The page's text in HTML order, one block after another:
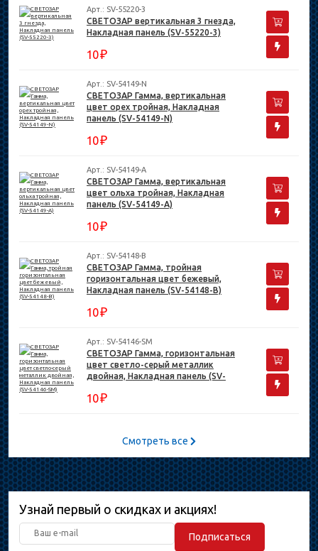
Арт.: SV-55220-3
СВЕТОЗАР вертикальная 3 гнезда,
Накладная панель (SV-55220-3)
10₽
Арт.: SV-54149-N
СВЕТОЗАР Гамма, вертикальная
цвет орех тройная, Накладная
панель (SV-54149-N)
10₽
Арт.: SV-54149-A
СВЕТОЗАР Гамма, вертикальная
цвет ольха тройная, Накладная
панель (SV-54149-A)
10₽
Арт.: SV-54148-B
СВЕТОЗАР Гамма, тройная
горизонтальная цвет бежевый,
Накладная панель (SV-54148-B)
10₽
Арт.: SV-54146-SM
СВЕТОЗАР Гамма, горизонтальная
цвет светло-серый металлик
двойная, Накладная панель (SV-
10₽
Смотреть все
Узнай первый о скидках и акциях!
Подписаться